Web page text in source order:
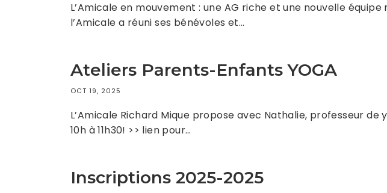
L’Amicale en mouvement : une AG riche et une nouvelle
l’Amicale a réuni ses bénévoles et…
Ateliers Parents-Enfants YOGA
OCT 19, 2025
L’Amicale Richard Mique propose avec Nathalie, professeur
10h à 11h30! >> lien pour…
Inscriptions 2025-2025